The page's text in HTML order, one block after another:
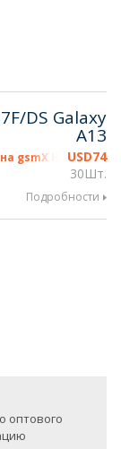
DS Galaxy
A13
USD74
30Шт.
gsmX Hong Kong
Подробности
оптового